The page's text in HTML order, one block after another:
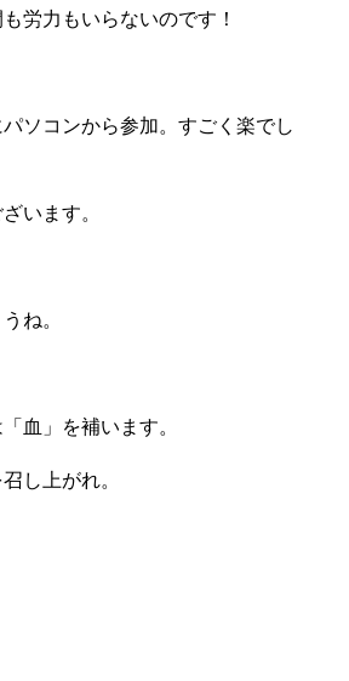
労力もいらないのです！
ソコンから参加。すごく楽でし
います。
ね。
血」を補います。
し上がれ。